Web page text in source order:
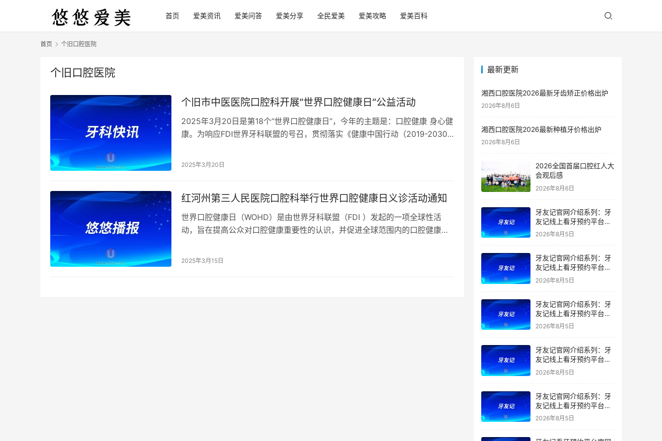
首页 爱美资讯 爱美问答 爱美分享 全民爱美 爱美攻略 爱美百科
首页 个旧口腔医院
个旧口腔医院
个旧市中医医院口腔科开展“世界口腔健康日”公益活动
2025年3月20日是第18个“世界口腔健康日”，今年的主题是：口腔健康 身心健
康。为响应FDI世界牙科联盟的号召，贯彻落实《健康中国行动（2019-2030
2025年3月20日
红河州第三人民医院口腔科举行世界口腔健康日义诊活动通知
世界口腔健康日（WOHD）是由世界牙科联盟（FDI ）发起的一项全球性活
动，旨在提高公众对口腔健康重要性的认识，并促进全球范围内的口腔健康教
2025年3月15日
最新更新
湘西口腔医院2026最新牙齿矫正价格出炉
2026年8月6日
湘西口腔医院2026最新种植牙价格出炉
2026年8月6日
2026全国首届口腔红人大
会观后感
2026年8月6日
牙友记官网介绍系列：牙
友记线上看牙预约平台是
干什么的？靠谱吗？
2026年8月5日
牙友记官网介绍系列：牙
友记线上看牙预约平台让
看牙不再靠运气
2026年8月5日
牙友记官网介绍系列：牙
友记线上看牙预约平台打
破口腔行业专业壁垒新手
2026年8月5日
牙友记官网介绍系列：牙
友记线上看牙预约平台落
地同城就诊经验打破未知
2026年8月5日
牙友记官网介绍系列：牙
友记线上看牙预约平台的
优势在哪里？
2026年8月5日